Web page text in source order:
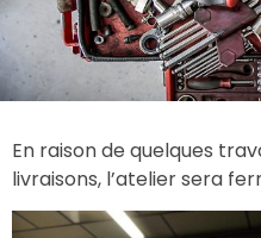
En raison de quelques
livraisons, l’atelier sera